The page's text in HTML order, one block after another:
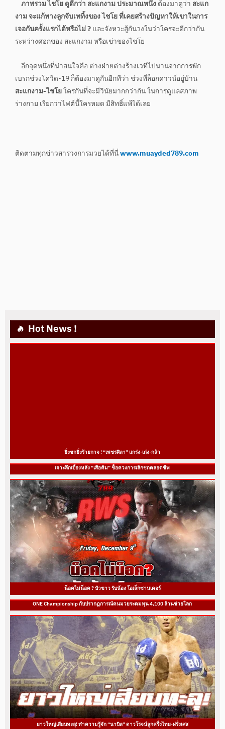
ภาพรวม ไชโย ดูดีกว่า สะแกงาม ประมาณหนึ่งต้องมาดูว่า สะแก
งาม จะแก้ทางลูกจับเททิ้งของ ไชโย ที่เคยสร้างปัญหาให้เขาในการ
เจอกันครั้งแรกได้หรือไม่ ?และจังหวะสู้กันวงในว่าใครจะดีกว่ากัน
ระหว่างศอกของ สะแกงาม หรือเข่าของไชโย
อีกจุดหนึ่งที่น่าสนใจคือ ต่างฝ่ายต่างร้างเวทีไปนานจากการพัก
เบรกช่วงโควิด-19 ก็ต้องมาดูกันอีกทีว่า ช่วงที่ล็อกดาวน์อยู่บ้าน
สะแกงาม-ไชโยใครกันที่จะมีวินัยมากกว่ากัน ในการดูแลสภาพ
ร่างกาย เรียกว่าไฟต์นี้ใครหมด มีสิทธิ์แพ้ได้เลย
ติดตามทุกข่าวสารวงการมวยได้ที่นี่www.muayded789.com
Hot News !
ยิ่งชกยิ่งร้ายกาจ ! “เพชรศิลา” แกร่ง-เก่ง-กล้า
เจาะลึกเบื้องหลัง “เสือคิม” ช็อควงการเลิกชกตลอดชีพ
น็อคไม่น็อค ? บัวขาว รับน้อง โอเล็กซานเดอร์
ONE Championship กับปรากฏการณ์คนมวยระดมทุน 4,100 ล้านช่วยโลก
ยาวใหญ่เสียบทะลุ! ทำความรู้จัก “นาบิล” ดาวโรจน์ลูกครึ่งไทย-ฝรั่งเศส